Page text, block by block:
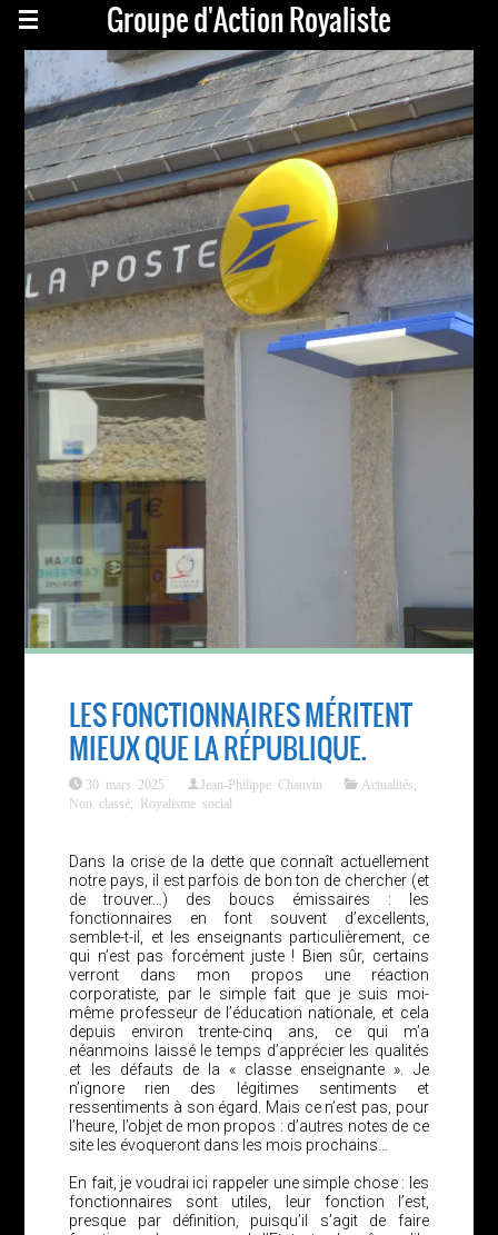
Groupe d'Action Royaliste
LES FONCTIONNAIRES MÉRITENT
MIEUX QUE LA RÉPUBLIQUE.
30 mars 2025 Jean-Philippe Chauvin Actualités
Non classé
Royalisme social
Dans la crise de la dette que connaît actuellement
notre pays, il est parfois de bon ton de chercher (et
de trouver…) des boucs émissaires : les
fonctionnaires en font souvent d’excellents,
semble-t-il, et les enseignants particulièrement, ce
qui n’est pas forcément juste ! Bien sûr, certains
verront dans mon propos une réaction
corporatiste, par le simple fait que je suis moi-
même professeur de l’éducation nationale, et cela
depuis environ trente-cinq ans, ce qui m’a
néanmoins laissé le temps d’apprécier les qualités
et les défauts de la « classe enseignante ». Je
n’ignore rien des légitimes sentiments et
ressentiments à son égard. Mais ce n’est pas, pour
l’heure, l’objet de mon propos : d’autres notes de ce
site les évoqueront dans les mois prochains…
En fait, je voudrai ici rappeler une simple chose : les
fonctionnaires sont utiles, leur fonction l’est,
presque par définition, puisqu’il s’agit de faire